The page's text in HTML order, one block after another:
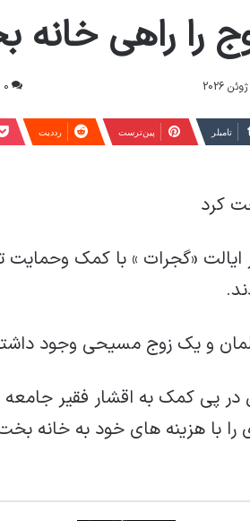
0
‫تامبلر ‫پین‌ترست ‫رددیت
ایالت «گجرات » با کمک وحمایت
پی کمک به اقشار فقیر جامعه
را با هزینه های خود به خانه